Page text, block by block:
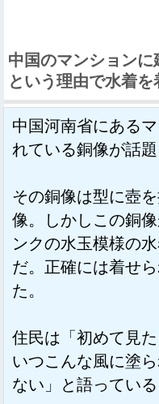
中国のマンション
という理由で水着を
中国河南省にある
れている銅像が話題
その銅像は型に壺
像。しかしこの銅
ンクの水玉模様の
だ。正確には着せ
た。
住民は「初めて見
いつこんな風に塗
ない」と語っている